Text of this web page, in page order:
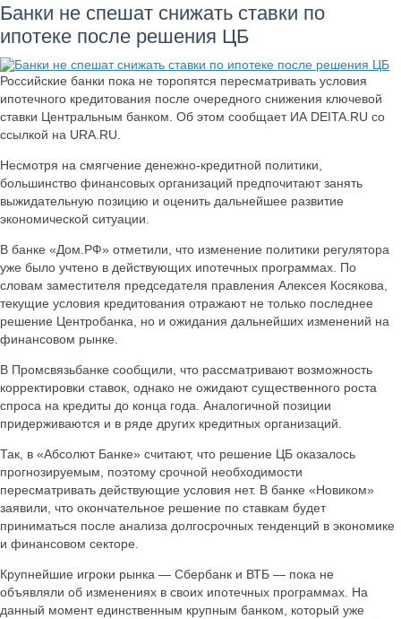
Банки не спешат снижать ставки по
ипотеке после решения ЦБ
Российские банки пока не торопятся пересматривать условия
ипотечного кредитования после очередного снижения ключевой
ставки Центральным банком. Об этом сообщает ИА DEITA.RU со
ссылкой на URA.RU.
Несмотря на смягчение денежно-кредитной политики,
большинство финансовых организаций предпочитают занять
выжидательную позицию и оценить дальнейшее развитие
экономической ситуации.
В банке «Дом.РФ» отметили, что изменение политики регулятора
уже было учтено в действующих ипотечных программах. По
словам заместителя председателя правления Алексея Косякова,
текущие условия кредитования отражают не только последнее
решение Центробанка, но и ожидания дальнейших изменений на
финансовом рынке.
В Промсвязьбанке сообщили, что рассматривают возможность
корректировки ставок, однако не ожидают существенного роста
спроса на кредиты до конца года. Аналогичной позиции
придерживаются и в ряде других кредитных организаций.
Так, в «Абсолют Банке» считают, что решение ЦБ оказалось
прогнозируемым, поэтому срочной необходимости
пересматривать действующие условия нет. В банке «Новиком»
заявили, что окончательное решение по ставкам будет
приниматься после анализа долгосрочных тенденций в экономике
и финансовом секторе.
Крупнейшие игроки рынка — Сбербанк и ВТБ — пока не
объявляли об изменениях в своих ипотечных программах. На
данный момент единственным крупным банком, который уже